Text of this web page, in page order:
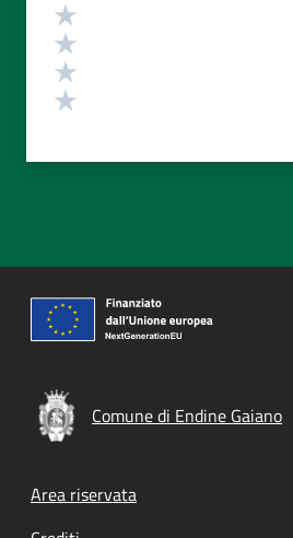
Comune di Endine Gaiano
Footer menu
Area riservata